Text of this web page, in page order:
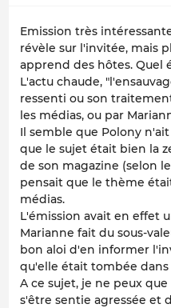
Emission très
révèle sur l'invitée, mais
apprend des hôtes. Quel
L'actu chaude,
ressenti ou son
les médias, ou par
Il semble que Polony
que le sujet était bien la
de son magazine (selon
pensait que le thème
médias.
L'émission avait en effet
Marianne fait du sous-
bon aloi d'en informer
qu'elle était tombée
A ce sujet, je ne peux
s'être sentie agressée et